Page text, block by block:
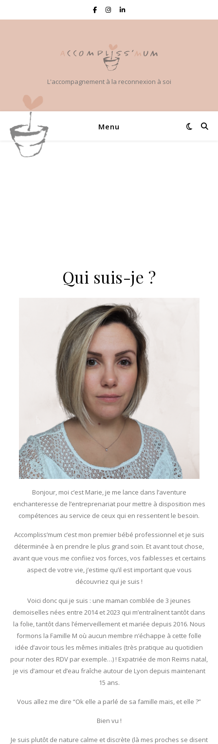
L'accompagnement à la reconnexion à soi
Menu
Qui suis-je ?
Bonjour, moi c’est Marie, je me lance dans l’aventure
enchanteresse de l’entreprenariat pour mettre à disposition mes
compétences au service de ceux qui en ressentent le besoin.
Accompliss’mum c’est mon premier bébé professionnel et je suis
déterminée à en prendre le plus grand soin. Et avant tout chose,
avant que vous me confiiez vos forces, vos faiblesses et certains
aspect de votre vie, j’estime qu’il est important que vous
découvriez qui je suis !
Voici donc qui je suis : une maman comblée de 3 jeunes
demoiselles nées entre 2014 et 2023 qui m’entraînent tantôt dans
la folie, tantôt dans l’émerveillement et mariée depuis 2016. Nous
formons la Famille M où aucun membre n’échappe à cette folle
idée d’avoir tous les mêmes initiales (très pratique au quotidien
pour noter des RDV par exemple…) ! Expatriée de mon Reims natal,
je vis d’amour et d’eau fraîche autour de Lyon depuis maintenant
15 ans.
Vous allez me dire “Ok elle a parlé de sa famille mais, et elle ?”
Bien vu !
Je suis plutôt de nature calme et discrète (là mes proches se disent